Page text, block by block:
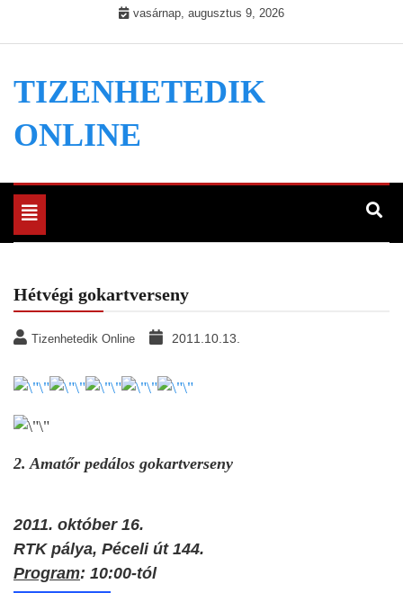
vasárnap, augusztus 9, 2026
TIZENHETEDIK
ONLINE
Toggle
navigation
Hétvégi gokartverseny
Tizenhetedik Online 2011.10.13.
2. Amatőr pedálos gokartverseny
2011. október 16.
RTK pálya, Péceli út 144.
Program: 10:00-tól